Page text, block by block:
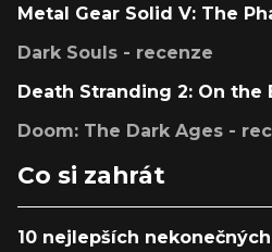
Metal Gear Solid V: The
Dark Souls - recenze
Death Stranding 2: On the
Doom: The Dark Ages -
Co si zahrát
10 nejlepších